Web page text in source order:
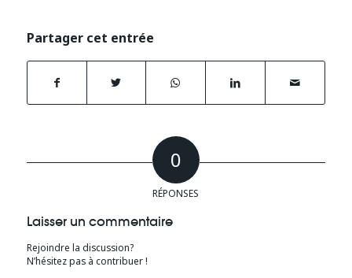
Partager cet entrée
0
RÉPONSES
Laisser un commentaire
Rejoindre la discussion?
N’hésitez pas à contribuer !